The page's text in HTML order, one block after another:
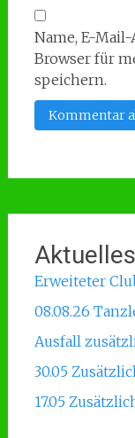
Name, E-
Browser für
speichern.
Aktuelles
Erweiteter
08.08.26
Ausfall
30.05
17.05